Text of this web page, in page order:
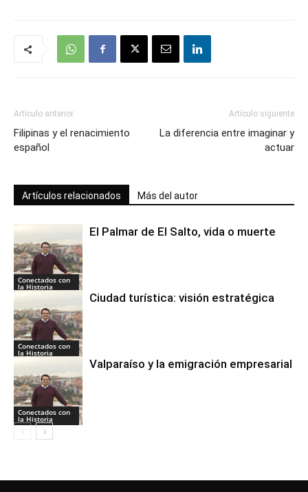
Artículo anterior
Filipinas y el renacimiento
español
Artículo siguiente
La diferencia entre imaginar y
actuar
Artículos relacionados Más del autor
Conectados con
la Historia
El Palmar de El Salto, vida o muerte
Conectados con
la Historia
Ciudad turística: visión estratégica
Conectados con
la Historia
Valparaíso y la emigración empresarial